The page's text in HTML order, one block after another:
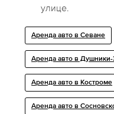
улице.
Аренда авто в Севане
Аренда авто в
Аренда авто в Костроме
Аренда авто в